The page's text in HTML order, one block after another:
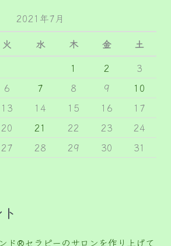
2021年7月
火 水 木 金
土
1
2
3
6 7 8 9
10
13 14 15 16
17
20 21 22 23
24
27 28 29 30 31
ド®セラピーのサロンを作り上げて